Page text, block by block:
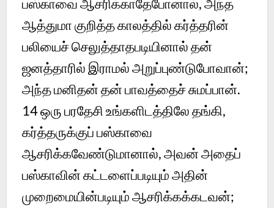
பஸ்காவை ஆசரிக்காதேபோனால், அந்த
ஆத்துமா குறித்த காலத்தில் கர்த்தரின்
பலியைச் செலுத்தாதபடியினால் தன்
ஜனத்தாரில் இராமல் அறுப்புண்டுபோவான்;
அந்த மனிதன் தன் பாவத்தைச் சுமப்பான்.
14ஒரு பரதேசி உங்களிடத்திலே தங்கி,
கர்த்தருக்குப் பஸ்காவை
ஆசரிக்கவேண்டுமானால், அவன் அதைப்
பஸ்காவின் கட்டளைப்படியும் அதின்
முறைமையின்படியும் ஆசரிக்கக்கடவன்;